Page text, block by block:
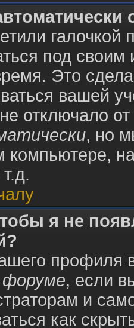
галочкой
под
Это
вашей
отключало
, но
компьютере,
я не
форуме, если
и
как